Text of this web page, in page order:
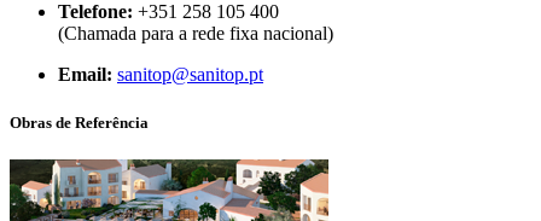
Telefone: +351 258 105 400
(Chamada para a rede fixa nacional)
Email: sanitop@sanitop.pt
Obras de Referência